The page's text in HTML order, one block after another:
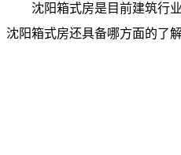
沈阳箱式房是目前建筑行
沈阳箱式房还具备哪方面的了